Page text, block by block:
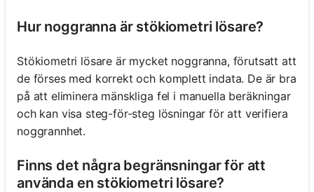
Hur noggranna är stökiometri lösare?
Stökiometri lösare är mycket noggranna, förutsatt att
de förses med korrekt och komplett indata. De är bra
på att eliminera mänskliga fel i manuella beräkningar
och kan visa steg-för-steg lösningar för att verifiera
noggrannhet.
Finns det några begränsningar för att
använda en stökiometri lösare?